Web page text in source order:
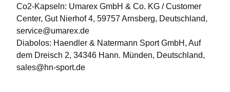
Co2-Kapseln: Umarex GmbH & Co. KG / Customer
Center, Gut Nierhof 4, 59757 Arnsberg, Deutschland,
service@umarex.de
Diabolos: Haendler & Natermann Sport GmbH, Auf
dem Dreisch 2, 34346 Hann. Münden, Deutschland,
sales@hn-sport.de